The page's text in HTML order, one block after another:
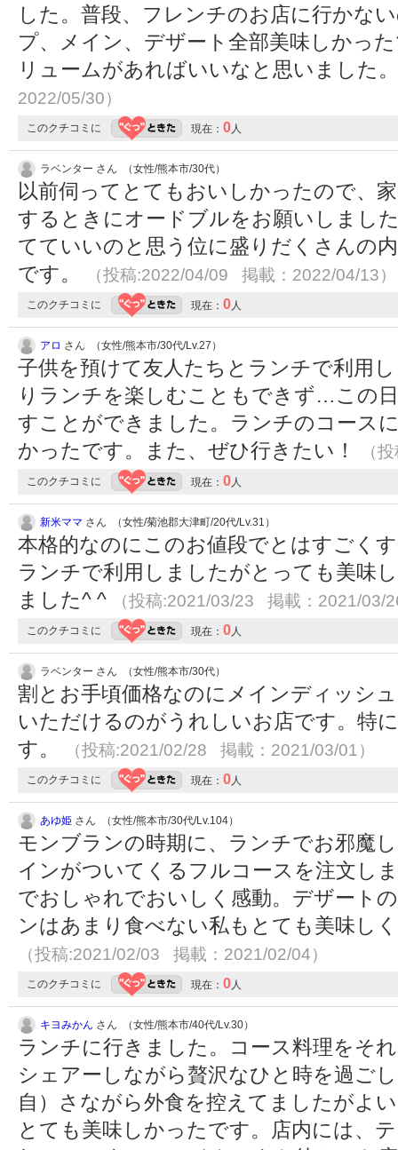
した。普段、フレンチのお店に行かな
プ、メイン、デザート全部美味しかっ
リュームがあればいいなと思いました
2022/05/30）
このクチコミに 現在： 0人
ラベンター さん （女性/熊本市/30代）
以前伺ってとてもおいしかったので、
するときにオードブルをお願いしまし
てていいのと思う位に盛りだくさんの
です。
（投稿:2022/04/09 掲載：2022/04/13）
このクチコミに 現在： 0人
アロ さん （女性/熊本市/30代/Lv.27）
子供を預けて友人たちとランチで利用
りランチを楽しむこともできず…この
すことができました。ランチのコース
かったです。また、ぜひ行きたい！
（
このクチコミに 現在： 0人
新米ママ さん （女性/菊池郡大津町/20代/Lv.31）
本格的なのにこのお値段でとはすごく
ランチで利用しましたがとっても美味
ました^ ^
（投稿:2021/03/23 掲載：2021/03/
このクチコミに 現在： 0人
ラベンター さん （女性/熊本市/30代）
割とお手頃価格なのにメインディッシ
いただけるのがうれしいお店です。特
す。
（投稿:2021/02/28 掲載：2021/03/01）
このクチコミに 現在： 0人
あゆ姫 さん （女性/熊本市/30代/Lv.104）
モンブランの時期に、ランチでお邪魔
インがついてくるフルコースを注文し
でおしゃれでおいしく感動。デザート
ンはあまり食べない私もとても美味し
（投稿:2021/02/03 掲載：2021/02/04）
このクチコミに 現在： 0人
キヨみかん さん （女性/熊本市/40代/Lv.30）
ランチに行きました。コース料理をそ
シェアーしながら贅沢なひと時を過ご
自）さながら外食を控えてましたがよ
とても美味しかったです。店内には、